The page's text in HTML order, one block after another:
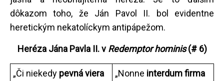
dôkazom toho, že Ján Pavol II. bol evidentne
heretickým nekatolíckym antipápežom.
Heréza Jána Pavla II. vRedemptor hominis(# 6)
„Či niekedy pevná viera
„Nonne interdum firma